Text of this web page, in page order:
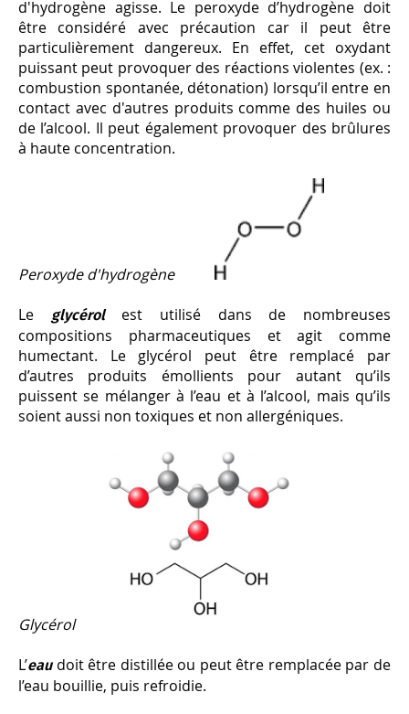
d'hydrogène agisse. Le peroxyde d’hydrogène doit
être considéré avec précaution car il peut être
particulièrement dangereux. En effet, cet oxydant
puissant peut provoquer des réactions violentes (ex. :
combustion spontanée, détonation) lorsqu’il entre en
contact avec d'autres produits comme des huiles ou
de l’alcool. Il peut également provoquer des brûlures
à haute concentration.
Peroxyde d'hydrogène
Le
glycérolest utilisé dans de nombreuses
compositions pharmaceutiques et agit comme
humectant. Le glycérol peut être remplacé par
d’autres produits émollients pour autant qu’ils
puissent se mélanger à l’eau et à l’alcool, mais qu’ils
soient aussi non toxiques et non allergéniques.
Glycérol
L’eaudoit être distillée ou peut être remplacée par de
l’eau bouillie, puis refroidie.